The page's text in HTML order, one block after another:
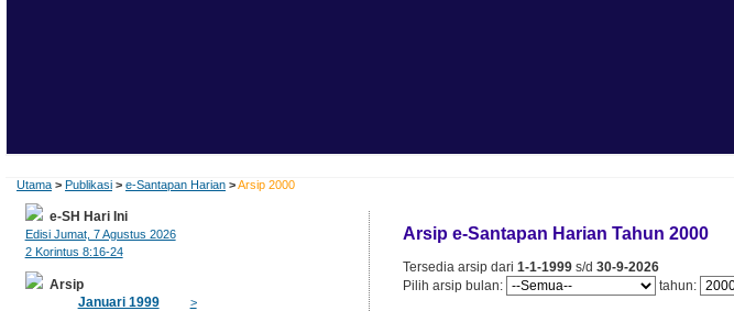
Utama > Publikasi > e-Santapan Harian >Arsip 2000
Arsip e-Santapan Harian Tahun 2000
Tersedia arsip dari 1-1-1999s/d 30-9-2026
Pilih arsip bulan:
tahun:
e-SH Hari Ini
Edisi Jumat, 7 Agustus 2026
2 Korintus 8:16-24
Arsip
Januari 1999
>